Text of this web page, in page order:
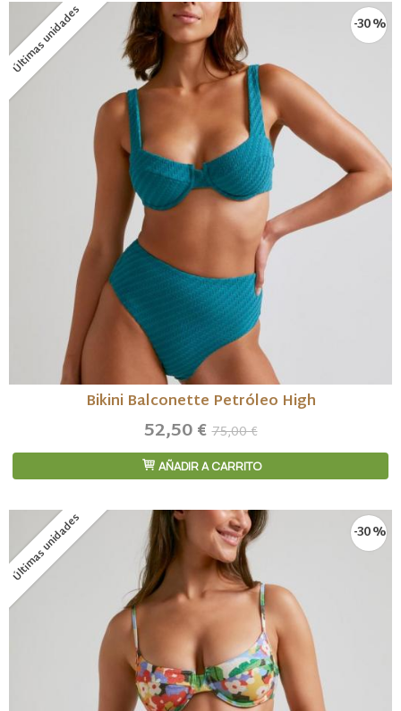
Últimas unidades -30 %
Bikini Balconette Petróleo High
52,50 €75,00 €
AÑADIR A CARRITO
Últimas unidades -30 %